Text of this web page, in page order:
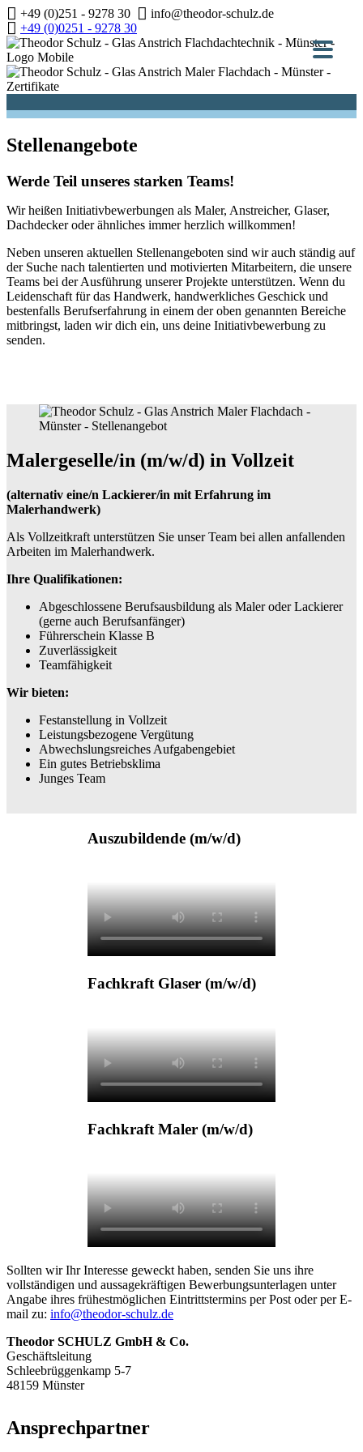
Zum
Inhalt
springen
+49 (0)251 - 9278 30
info@theodor-schulz.de
+49 (0)0251 - 9278 30
Stellenangebote
Werde Teil unseres starken Teams!
Wir heißen Initiativbewerbungen als Maler, Anstreicher, Glaser,
Dachdecker oder ähnliches immer herzlich willkommen!
Neben unseren aktuellen Stellenangeboten sind wir auch ständig auf
der Suche nach talentierten und motivierten Mitarbeitern, die unsere
Teams bei der Ausführung unserer Projekte unterstützen. Wenn du
Leidenschaft für das Handwerk, handwerkliches Geschick und
bestenfalls Berufserfahrung in einem der oben genannten Bereiche
mitbringst, laden wir dich ein, uns deine Initiativbewerbung zu
senden.
Malergeselle/in (m/w/d) in Vollzeit
(alternativ eine/n Lackierer/in mit Erfahrung im
Malerhandwerk)
Als Vollzeitkraft unterstützen Sie unser Team bei allen anfallenden
Arbeiten im Malerhandwerk.
Ihre Qualifikationen:
Abgeschlossene Berufsausbildung als Maler oder Lackierer
(gerne auch Berufsanfänger)
Führerschein Klasse B
Zuverlässigkeit
Teamfähigkeit
Wir bieten:
Festanstellung in Vollzeit
Leistungsbezogene Vergütung
Abwechslungsreiches Aufgabengebiet
Ein gutes Betriebsklima
Junges Team
Auszubildende (m/w/d)
Fachkraft Glaser (m/w/d)
Fachkraft Maler (m/w/d)
Sollten wir Ihr Interesse geweckt haben, senden Sie uns ihre
vollständigen und aussagekräftigen Bewerbungsunterlagen unter
Angabe ihres frühestmöglichen Eintrittstermins per Post oder per E-
mail zu: info@theodor-schulz.de
Theodor SCHULZ GmbH & Co.
Geschäftsleitung
Schleebrüggenkamp 5-7
48159 Münster
Ansprechpartner